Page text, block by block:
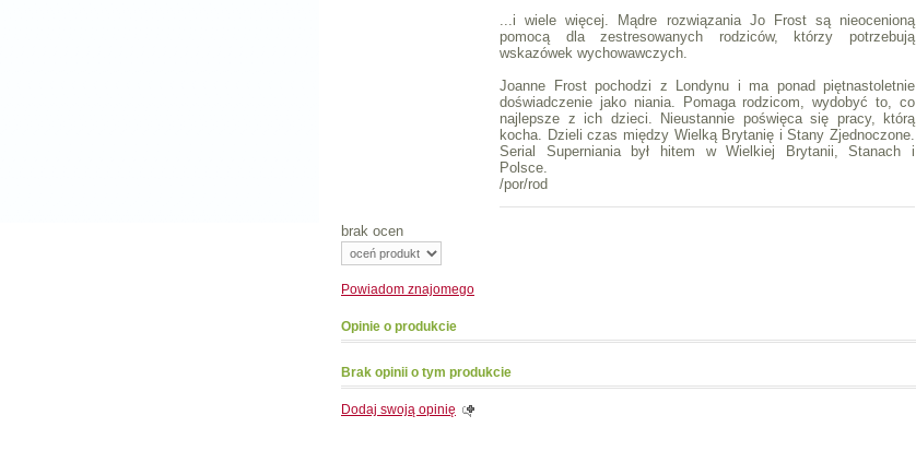
...i wiele więcej. Mądre rozwiązania Jo Frost są nieocenioną
pomocą dla zestresowanych rodziców, którzy potrzebują
wskazówek wychowawczych.
Joanne Frost pochodzi z Londynu i ma ponad piętnastoletnie
doświadczenie jako niania. Pomaga rodzicom, wydobyć to, co
najlepsze z ich dzieci. Nieustannie poświęca się pracy, którą
kocha. Dzieli czas między Wielką Brytanię i Stany Zjednoczone.
Serial Superniania był hitem w Wielkiej Brytanii, Stanach i
Polsce.
/por/rod
brak ocen
Powiadom znajomego
Opinie o produkcie
Brak opinii o tym produkcie
Dodaj swoją opinię